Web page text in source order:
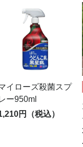
イローズ殺菌スプ
ー950ml
円（税込）